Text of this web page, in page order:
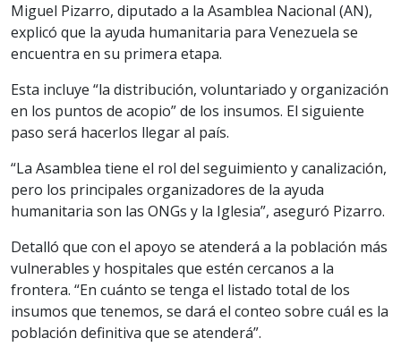
Miguel Pizarro, diputado a la Asamblea Nacional (AN),
explicó que la ayuda humanitaria para Venezuela se
encuentra en su primera etapa.
Esta incluye “la distribución, voluntariado y organización
en los puntos de acopio” de los insumos. El siguiente
paso será hacerlos llegar al país.
“La Asamblea tiene el rol del seguimiento y canalización,
pero los principales organizadores de la ayuda
humanitaria son las ONGs y la Iglesia”, aseguró Pizarro.
Detalló que con el apoyo se atenderá a la población más
vulnerables y hospitales que estén cercanos a la
frontera. “En cuánto se tenga el listado total de los
insumos que tenemos, se dará el conteo sobre cuál es la
población definitiva que se atenderá”.